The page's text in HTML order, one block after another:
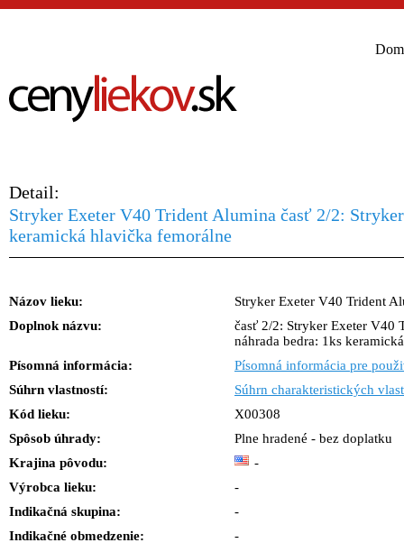
Detail:
Stryker Exeter V40 Trident Alumina časť 2/2:
keramická hlavička femorálne
Názov lieku:
Stryker Exeter V40 Trident
Doplnok názvu:
časť 2/2: Stryker Exeter V40
náhrada bedra: 1ks
Písomná informácia:
Písomná informácia pre
Súhrn vlastností:
Súhrn charakteristických
Kód lieku:
X00308
Spôsob úhrady:
Plne hradené - bez doplatku
Krajina pôvodu:
-
Výrobca lieku:
-
Indikačná skupina:
-
Indikačné obmedzenie:
-